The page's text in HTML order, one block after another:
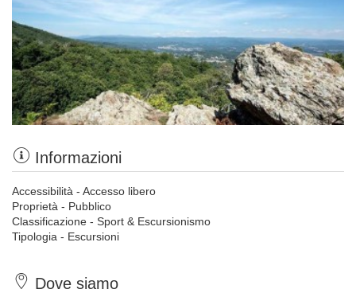
Informazioni
Accessibilità - Accesso libero
Proprietà - Pubblico
Classificazione - Sport & Escursionismo
Tipologia - Escursioni
Dove siamo